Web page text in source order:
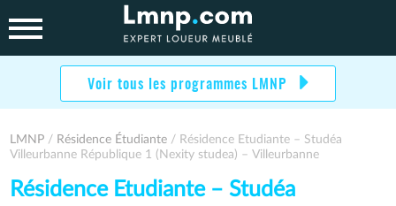
to
content
Voir tous les programmes LMNP
Résidence Etudiante – Studéa
LMNP / Résidence Étudiante / Résidence Etudiante – Studéa
Villeurbanne République 1 (Nexity studea) – Villeurbanne